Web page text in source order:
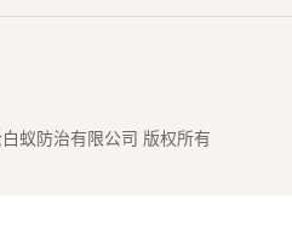
蚁防治有限公司 版权所有